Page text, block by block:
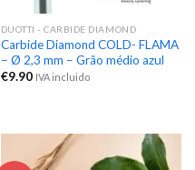
DUOTTI - CARBIDE DIAMOND
Carbide Diamond COLD- FLAMA
– Ø 2,3 mm – Grão médio azul
€9.90 IVA incluido